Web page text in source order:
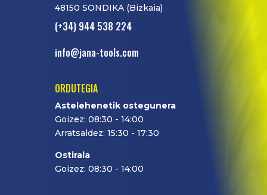
48150 SONDIKA (Bizkaia)
(+34) 944 538 224
info@jana-tools.com
ORDUTEGIA
Astelehenetik ostegunera
Goizez: 08:30 - 14:00
Arratsaldez: 15:30 - 17:30
Ostirala
Goizez: 08:30 - 14:00